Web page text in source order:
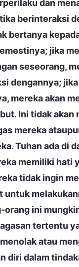
dan
berinteraksi
bertanya
jika
seseorang,
dengannya;
mereka akan
Ini tidak akan
mereka
Tuhan ada di
memiliki hati
tidak ingin
untuk
orang ini
tertentu
atau
diri dalam